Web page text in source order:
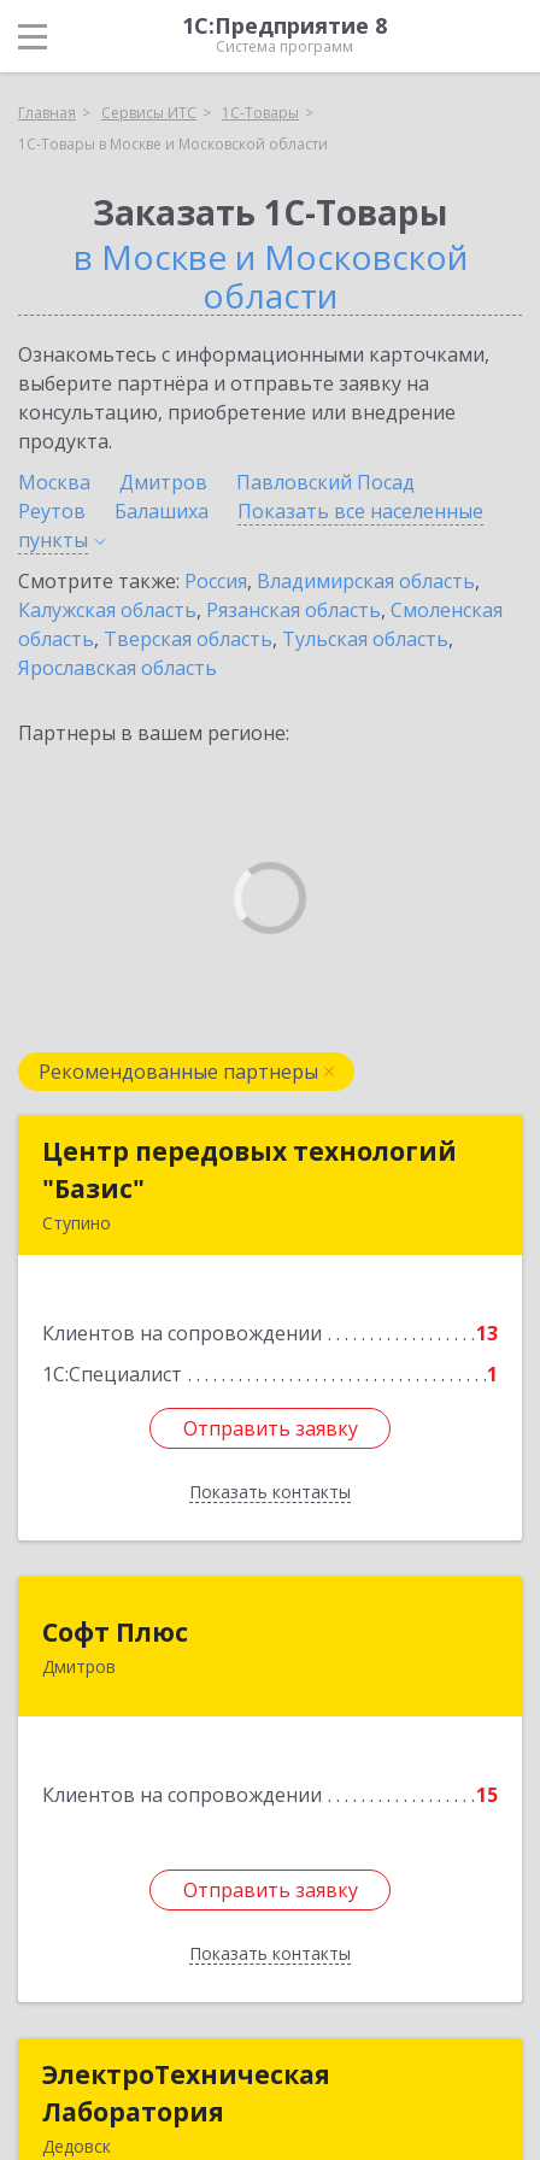
1С:Предприятие 8
Система программ
Главная Сервисы ИТС
1С-Товары
1С-Товары в Москве и Московской области
Заказать 1С-Товары
в Москве и Московской
области
Ознакомьтесь с информационными карточками,
выберите партнёра и отправьте заявку на
консультацию, приобретение или внедрение
продукта.
Москва
Дмитров
Павловский Посад
Реутов
Балашиха
Показать все населенные
пункты
Смотрите также: Россия, Владимирская область,
Калужская область, Рязанская область, Смоленская
область, Тверская область, Тульская область,
Ярославская область
Партнеры в вашем регионе:
Рекомендованные партнеры
Центр передовых технологий
"Базис"
Ступино
Клиентов на сопровождении
13
1С:Специалист
1
Отправить заявку
Показать контакты
Центр передовых технологий
Подробнее
Отправить заявку
Назад
Софт Плюс
Дмитров
Клиентов на сопровождении 15
Отправить заявку
Показать контакты
141851, Московская обл, г.о. Дмитровский,
Отправить заявку
Назад
ЭлектроТехническая
Лаборатория
Дедовск
ЭлектроТехническая